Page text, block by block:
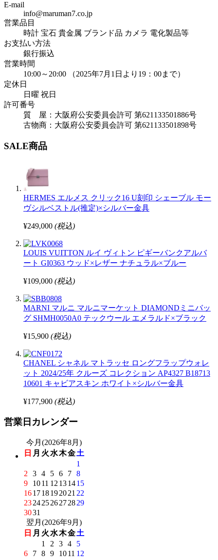
E-mail
info@maruman7.co.jp
営業品目
時計 宝石 貴金属 ブランド品 カメラ 電化製品等
お支払い方法
銀行振込
営業時間
10:00～20:00 （2025年7月1日より19：00まで）
定休日
日曜 祝日
許可番号
質 屋：大阪府公安委員会許可 第621133501886号
古物商：大阪府公安委員会許可 第621133501898号
SALE商品
HERMES エルメス クリック16 U刻印 シェーブル モー
ヴシルベストル(推定)×シルバー金具
¥249,000 (税込)
LOUIS VUITTON ルイ ヴィトン ピギーバンクアルバ
ート GI0363 ウッド×レザー ナチュラル×ブルー
¥109,000 (税込)
MARNI マルニ マルニマーケット DIAMONDミニバッ
グ SHMH0050A0 テックウール エメラルド×ブラック
¥15,900 (税込)
CHANEL シャネル マトラッセ ロングフラップウォレ
ット 2024/25年 クルーズ コレクション AP4327 B18713
10601 キャビアスキン ホワイト×シルバー金具
¥177,900 (税込)
営業日カレンダー
今月(2026年8月)
日 月 火 水木金土
1
2
3 4 5 6 7 8
9
1011 12 131415
161718192021 22
23242526272829
3031
翌月(2026年9月)
日 月 火 水木金土
1
2 3 4
5
6
7 8 9 1011 12